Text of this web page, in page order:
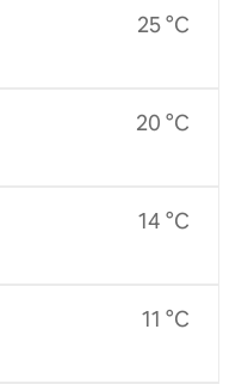
25 °C
20 °C
14 °C
11 °C